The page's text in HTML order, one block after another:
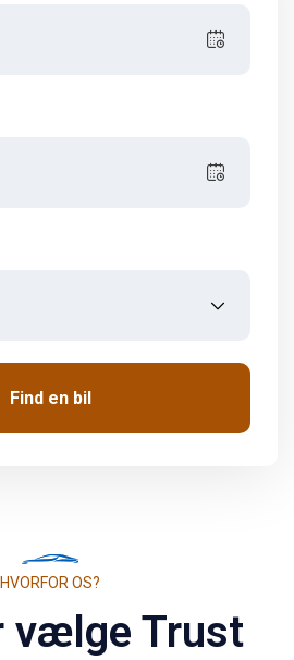
Find en bil
HVORFOR OS?
vælge Trust